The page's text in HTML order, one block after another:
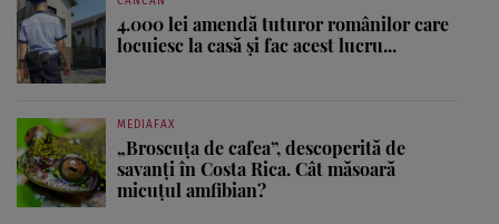
4.000 lei amendă tuturor românilor care
locuiesc la casă și fac acest lucru...
MEDIAFAX
„Broscuța de cafea”, descoperită de
savanți în Costa Rica. Cât măsoară
micuțul amfibian?